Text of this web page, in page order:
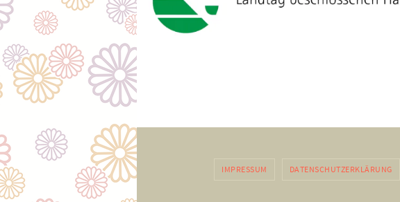
IMPRESSUM DATENSCHUTZERKLÄRUNG